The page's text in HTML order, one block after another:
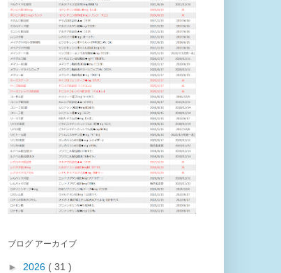
ブログ アーカイブ
► 2026 ( 31 )